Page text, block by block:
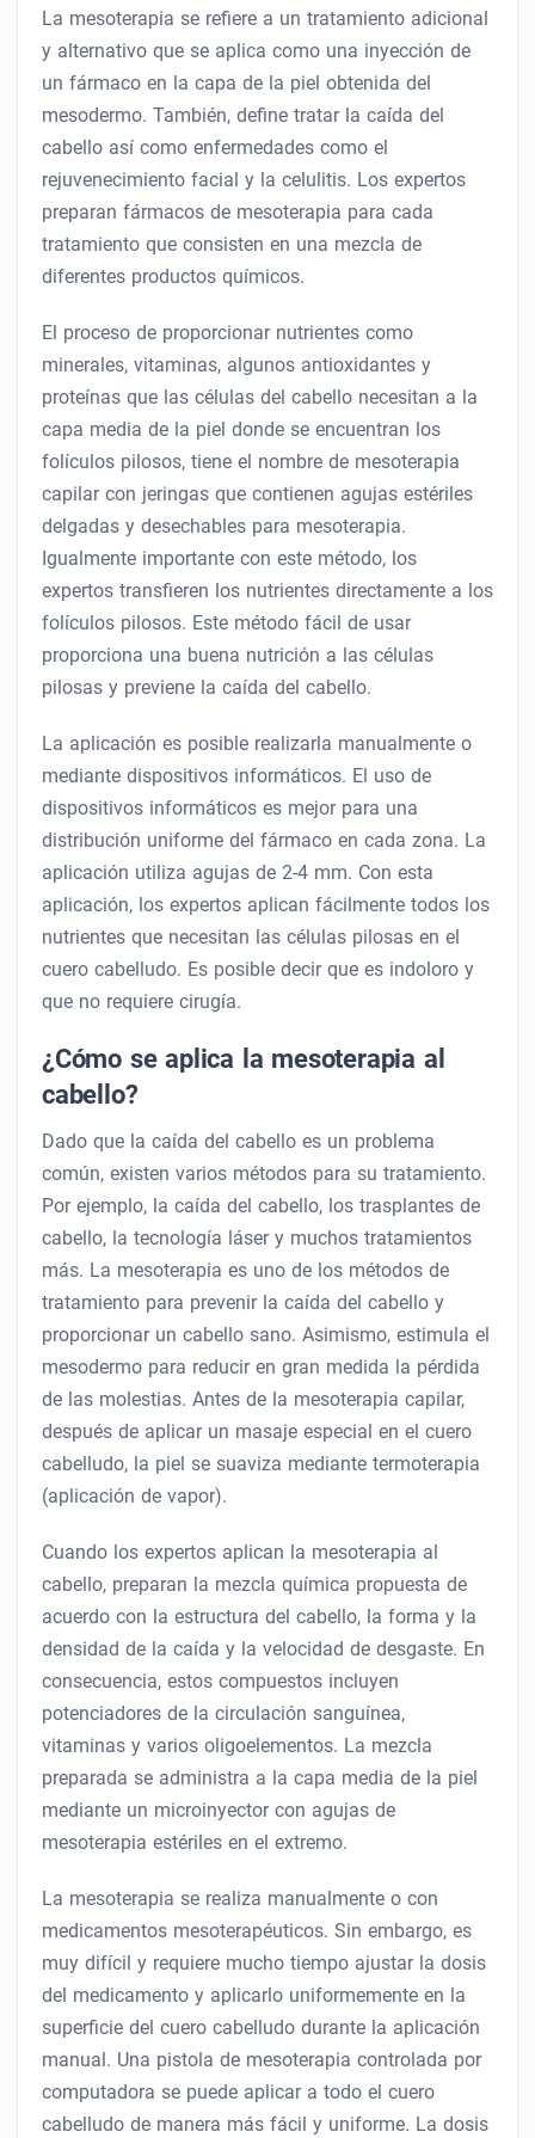
La mesoterapia se refiere a un tratamiento adicional
y alternativo que se aplica como una inyección de
un fármaco en la capa de la piel obtenida del
mesodermo. También, define tratar la caída del
cabello así como enfermedades como el
rejuvenecimiento facial y la celulitis. Los expertos
preparan fármacos de mesoterapia para cada
tratamiento que consisten en una mezcla de
diferentes productos químicos.
El proceso de proporcionar nutrientes como
minerales, vitaminas, algunos antioxidantes y
proteínas que las células del cabello necesitan a la
capa media de la piel donde se encuentran los
folículos pilosos, tiene el nombre de mesoterapia
capilar con jeringas que contienen agujas estériles
delgadas y desechables para mesoterapia.
Igualmente importante con este método, los
expertos transfieren los nutrientes directamente a los
folículos pilosos. Este método fácil de usar
proporciona una buena nutrición a las células
pilosas y previene la caída del cabello.
La aplicación es posible realizarla manualmente o
mediante dispositivos informáticos. El uso de
dispositivos informáticos es mejor para una
distribución uniforme del fármaco en cada zona. La
aplicación utiliza agujas de 2-4 mm. Con esta
aplicación, los expertos aplican fácilmente todos los
nutrientes que necesitan las células pilosas en el
cuero cabelludo. Es posible decir que es indoloro y
que no requiere cirugía.
¿Cómo se aplica la mesoterapia al
cabello?
Dado que la caída del cabello es un problema
común, existen varios métodos para su tratamiento.
Por ejemplo, la caída del cabello, los trasplantes de
cabello, la tecnología láser y muchos tratamientos
más. La mesoterapia es uno de los métodos de
tratamiento para prevenir la caída del cabello y
proporcionar un cabello sano. Asimismo, estimula el
mesodermo para reducir en gran medida la pérdida
de las molestias. Antes de la mesoterapia capilar,
después de aplicar un masaje especial en el cuero
cabelludo, la piel se suaviza mediante termoterapia
(aplicación de vapor).
Cuando los expertos aplican la mesoterapia al
cabello, preparan la mezcla química propuesta de
acuerdo con la estructura del cabello, la forma y la
densidad de la caída y la velocidad de desgaste. En
consecuencia, estos compuestos incluyen
potenciadores de la circulación sanguínea,
vitaminas y varios oligoelementos. La mezcla
preparada se administra a la capa media de la piel
mediante un microinyector con agujas de
mesoterapia estériles en el extremo.
La mesoterapia se realiza manualmente o con
medicamentos mesoterapéuticos. Sin embargo, es
muy difícil y requiere mucho tiempo ajustar la dosis
del medicamento y aplicarlo uniformemente en la
superficie del cuero cabelludo durante la aplicación
manual. Una pistola de mesoterapia controlada por
computadora se puede aplicar a todo el cuero
cabelludo de manera más fácil y uniforme. La dosis